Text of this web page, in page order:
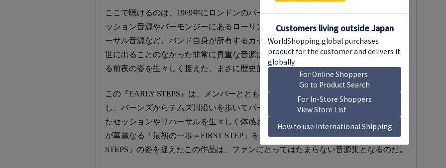
ここで聴けるのは、1969年にロンドンのバーンズにあるOlympic Studiosで行われたセ
ッション音源やバーモンジーにあるローリング・ストーンズの倉庫で行われたリハ
ーサル音源など、バンド自身が所有するカセットテープに収められていた、今まで
世に出ることのなかった非常に貴重な音源ばかりだ。彼らが華麗なるデビューを飾
る前夜の姿を生々しく捉えた、まさに歴史的文献ともいえる作品だ。
この『EARLY STEPS』は、メンバーとともに1960年代のロンドンへタイムスリップ
し、バーンズからテムズ川沿いを歩いてバーモンジーまで歩き、そこで行われてい
たセッションやリハーサルを生々しく体感させてくれる貴重な作品だ。まさに彼ら
が華麗なる「最初の一歩＝FIRST STEP」を踏み出す直前の「初期段階＝EARLY
STEPS」の姿を捉えたこの作品は、ファンにとってはたまらない音源集となるのだ。